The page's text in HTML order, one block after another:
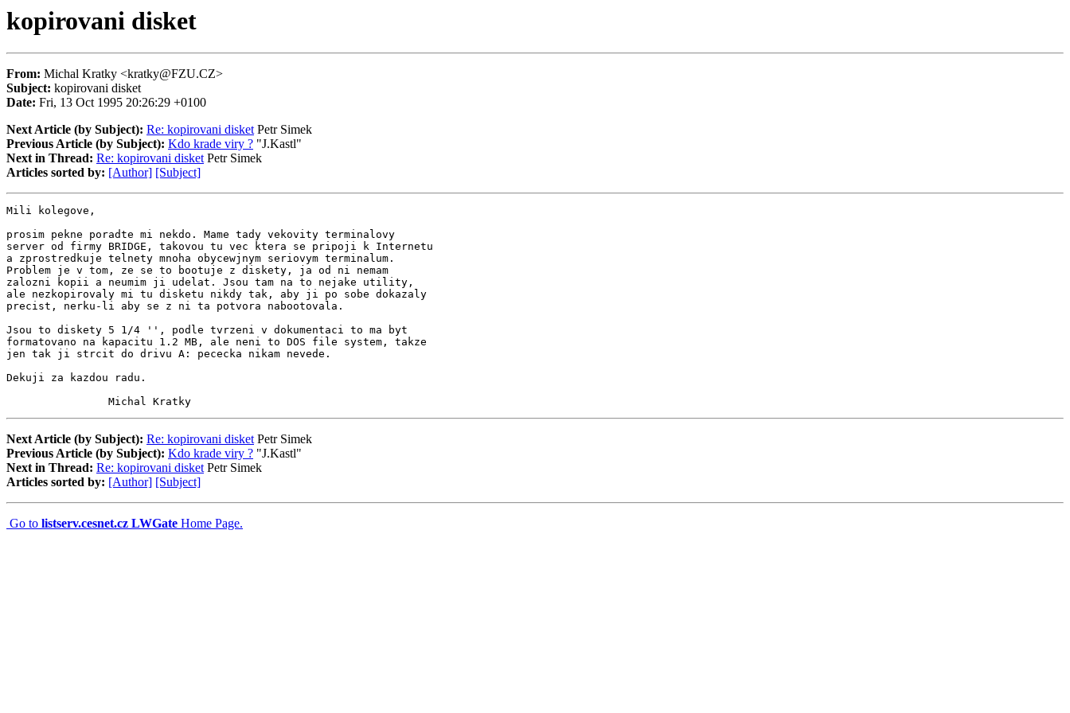
kopirovani disket
From: Michal Kratky <kratky@FZU.CZ>
Subject: kopirovani disket
Date: Fri, 13 Oct 1995 20:26:29 +0100
Next Article (by Subject): Re: kopirovani disketPetr Simek
Previous Article (by Subject): Kdo krade viry ? "J.Kastl"
Next in Thread: Re: kopirovani disketPetr Simek
Articles sorted by: [Author] [Subject]
Mili kolegove,
prosim pekne poradte mi nekdo. Mame tady vekovity terminalovy
server od firmy BRIDGE, takovou tu vec ktera se pripoji k Internetu
a zprostredkuje telnety mnoha obycewjnym seriovym terminalum.
Problem je v tom, ze se to bootuje z diskety, ja od ni nemam
zalozni kopii a neumim ji udelat. Jsou tam na to nejake utility,
ale nezkopirovaly mi tu disketu nikdy tak, aby ji po sobe dokazaly
precist, nerku-li aby se z ni ta potvora nabootovala.
Jsou to diskety 5 1/4 '', podle tvrzeni v dokumentaci to ma byt
formatovano na kapacitu 1.2 MB, ale neni to DOS file system, takze
jen tak ji strcit do drivu A: pececka nikam nevede.
Dekuji za kazdou radu.
                Michal Kratky
Next Article (by Subject): Re: kopirovani disketPetr Simek
Previous Article (by Subject): Kdo krade viry ? "J.Kastl"
Next in Thread: Re: kopirovani disketPetr Simek
Articles sorted by: [Author] [Subject]
Go to listserv.cesnet.cz LWGate Home Page.